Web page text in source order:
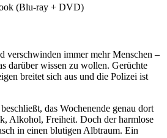
(Blu-ray + DVD)
verschwinden immer mehr Menschen –
darüber wissen zu wollen. Gerüchte
breitet sich aus und die Polizei ist
das Wochenende genau dort
Alkohol, Freiheit. Doch der harmlose
in einen blutigen Albtraum. Ein